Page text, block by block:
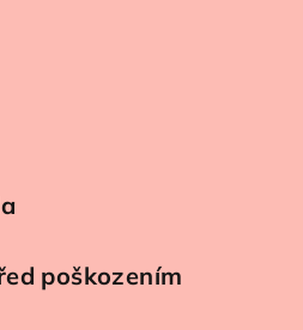
poškozením